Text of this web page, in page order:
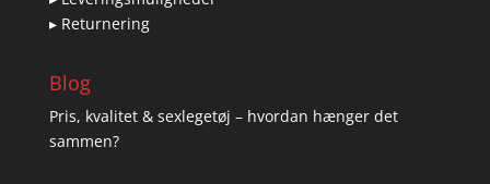
▸ Returnering
Blog
Pris, kvalitet & sexlegetøj – hvordan hænger det
sammen?